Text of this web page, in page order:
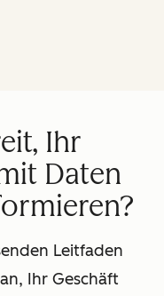
Ihr
Daten
Leitfaden
Ihr Geschäft